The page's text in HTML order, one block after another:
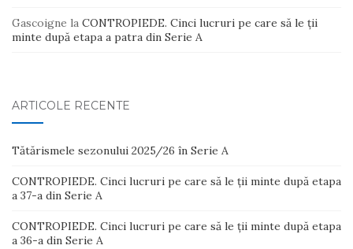
Gascoigne la CONTROPIEDE. Cinci lucruri pe care să le ții
minte după etapa a patra din Serie A
ARTICOLE RECENTE
Tătărismele sezonului 2025/26 în Serie A
CONTROPIEDE. Cinci lucruri pe care să le ții minte după etapa
a 37-a din Serie A
CONTROPIEDE. Cinci lucruri pe care să le ții minte după etapa
a 36-a din Serie A